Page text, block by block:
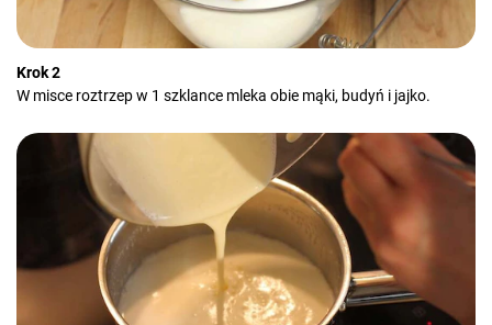
Krok 2
W misce roztrzep w 1 szklance mleka obie mąki, budyń i jajko.